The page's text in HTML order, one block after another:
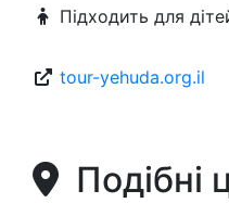
Підходить для
tour-yehuda.org.il
Подібні